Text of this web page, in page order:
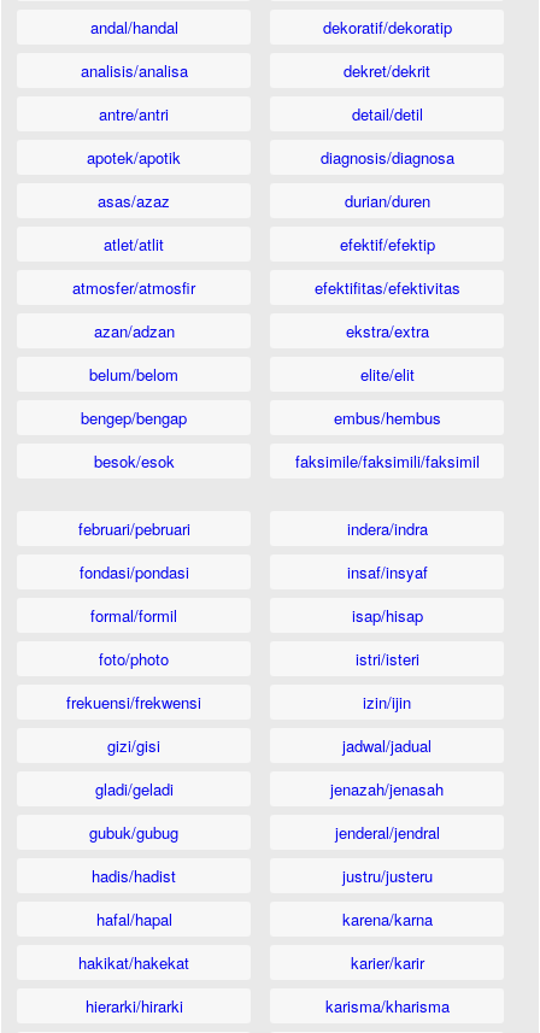
andal/handal
analisis/analisa
antre/antri
apotek/apotik
asas/azaz
atlet/atlit
atmosfer/atmosfir
azan/adzan
belum/belom
bengep/bengap
besok/esok
dekoratif/dekoratip
dekret/dekrit
detail/detil
diagnosis/diagnosa
durian/duren
efektif/efektip
efektifitas/efektivitas
ekstra/extra
elite/elit
embus/hembus
faksimile/faksimili/faksimil
februari/pebruari
fondasi/pondasi
formal/formil
foto/photo
frekuensi/frekwensi
gizi/gisi
gladi/geladi
gubuk/gubug
hadis/hadist
hafal/hapal
hakikat/hakekat
hierarki/hirarki
indera/indra
insaf/insyaf
isap/hisap
istri/isteri
izin/ijin
jadwal/jadual
jenazah/jenasah
jenderal/jendral
justru/justeru
karena/karna
karier/karir
karisma/kharisma